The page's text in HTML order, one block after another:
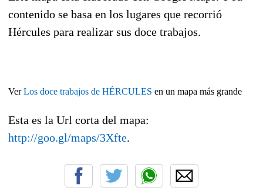
contenido se basa en los lugares que recorrió
Hércules para realizar sus doce trabajos.
VerLos doce trabajos de HÉRCULES en un mapa más grande
Esta es la Url corta del mapa:
http://goo.gl/maps/3Xfte.